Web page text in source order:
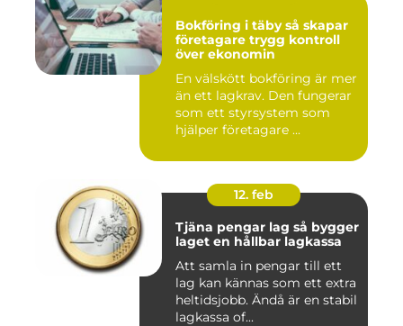
Bokföring i täby så skapar
företagare trygg kontroll
över ekonomin
En välskött bokföring är mer
än ett lagkrav. Den fungerar
som ett styrsystem som
hjälper företagare ...
12. feb
Tjäna pengar lag så bygger
laget en hållbar lagkassa
Att samla in pengar till ett
lag kan kännas som ett extra
heltidsjobb. Ändå är en stabil
lagkassa of...